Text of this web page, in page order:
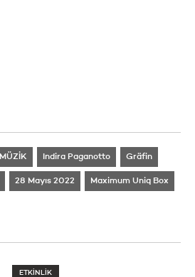
MÜZİK Indira Paganotto Grä​fin
28 Mayıs 2022 Maximum Uniq Box
ETKİNLİK